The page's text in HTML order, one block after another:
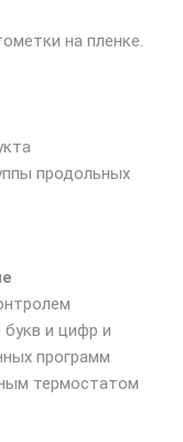
на пленке.
продольных
и цифр и
программ
термостатом